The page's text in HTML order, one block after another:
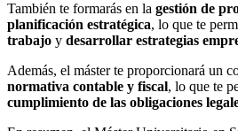
También te formarás en la gestión de
planificación estratégica, lo que te
trabajo y desarrollar estrategias
Además, el máster te proporcionará un
normativa contable y fiscal, lo que te
cumplimiento de las obligaciones